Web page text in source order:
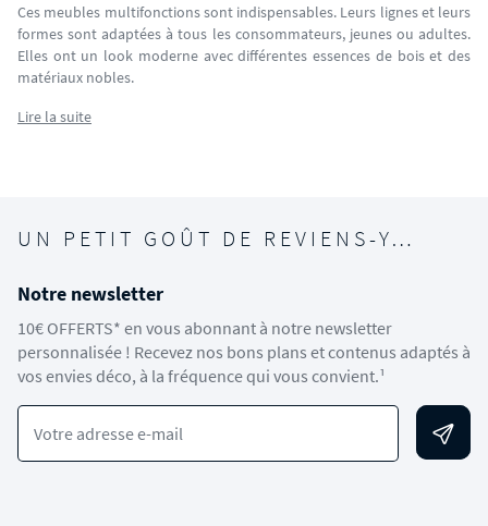
Ces meubles multifonctions sont indispensables. Leurs lignes et leurs
formes sont adaptées à tous les consommateurs, jeunes ou adultes.
Elles ont un look moderne avec différentes essences de bois et des
matériaux nobles.
Lire la suite
UN PETIT GOÛT DE REVIENS-Y…
Notre newsletter
10€ OFFERTS* en vous abonnant à notre newsletter
personnalisée ! Recevez nos bons plans et contenus adaptés à
vos envies déco, à la fréquence qui vous convient.¹
Votre adresse e-mail